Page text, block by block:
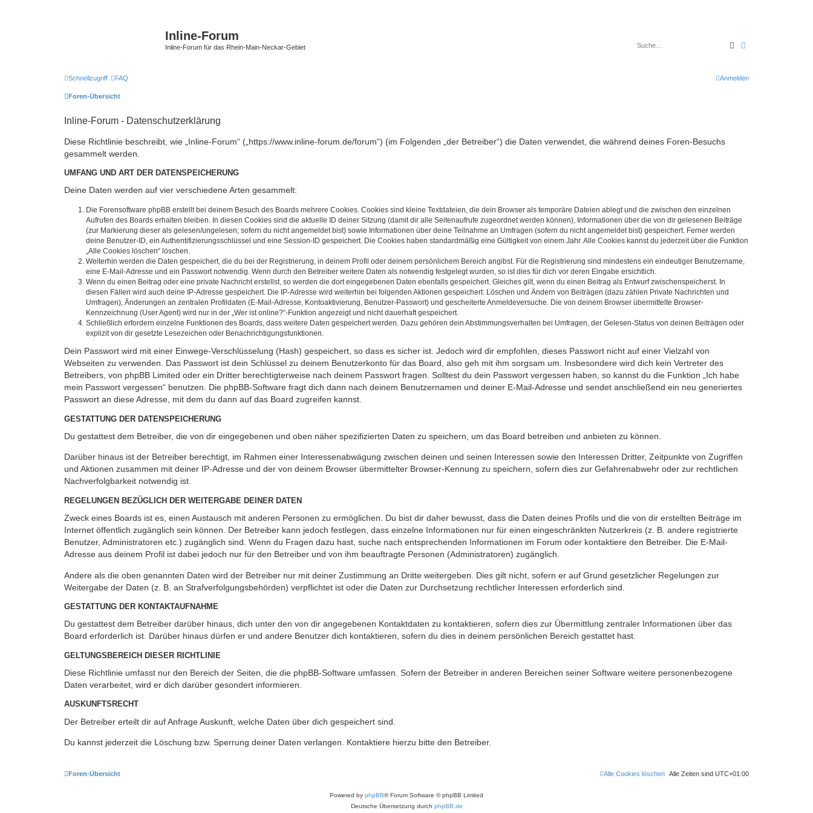
Inline-Forum
Inline-Forum für das Rhein-Main-Neckar-Gebiet Suche
Schnellzugriff FAQ Anmelden
Foren-Übersicht
Inline-Forum - Datenschutzerklärung
Diese Richtlinie beschreibt, wie „Inline-Forum“ („https://www.inline-forum.de/forum“) (im Folgenden „der Betreiber“) die Daten verwendet, die während deines Foren-Besuchs
gesammelt werden.
UMFANG UND ART DER DATENSPEICHERUNG
Deine Daten werden auf vier verschiedene Arten gesammelt:
Die Forensoftware phpBB erstellt bei deinem Besuch des Boards mehrere Cookies. Cookies sind kleine Textdateien, die dein Browser als temporäre Dateien ablegt und die zwischen den einzelnen
Aufrufen des Boards erhalten bleiben. In diesen Cookies sind die aktuelle ID deiner Sitzung (damit dir alle Seitenaufrufe zugeordnet werden können), Informationen über die von dir gelesenen Beiträge
(zur Markierung dieser als gelesen/ungelesen; sofern du nicht angemeldet bist) sowie Informationen über deine Teilnahme an Umfragen (sofern du nicht angemeldet bist) gespeichert. Ferner werden
deine Benutzer-ID, ein Authentifizierungsschlüssel und eine Session-ID gespeichert. Die Cookies haben standardmäßig eine Gültigkeit von einem Jahr. Alle Cookies kannst du jederzeit über die Funktion
„Alle Cookies löschen“ löschen.
Weiterhin werden die Daten gespeichert, die du bei der Registrierung, in deinem Profil oder deinem persönlichem Bereich angibst. Für die Registrierung sind mindestens ein eindeutiger Benutzername,
eine E-Mail-Adresse und ein Passwort notwendig. Wenn durch den Betreiber weitere Daten als notwendig festgelegt wurden, so ist dies für dich vor deren Eingabe ersichtlich.
Wenn du einen Beitrag oder eine private Nachricht erstellst, so werden die dort eingegebenen Daten ebenfalls gespeichert. Gleiches gilt, wenn du einen Beitrag als Entwurf zwischenspeicherst. In
diesen Fällen wird auch deine IP-Adresse gespeichert. Die IP-Adresse wird weiterhin bei folgenden Aktionen gespeichert: Löschen und Ändern von Beiträgen (dazu zählen Private Nachrichten und
Umfragen), Änderungen an zentralen Profildaten (E-Mail-Adresse, Kontoaktivierung, Benutzer-Passwort) und gescheiterte Anmeldeversuche. Die von deinem Browser übermittelte Browser-
Kennzeichnung (User Agent) wird nur in der „Wer ist online?“-Funktion angezeigt und nicht dauerhaft gespeichert.
Schließlich erfordern einzelne Funktionen des Boards, dass weitere Daten gespeichert werden. Dazu gehören dein Abstimmungsverhalten bei Umfragen, der Gelesen-Status von deinen Beiträgen oder
explizit von dir gesetzte Lesezeichen oder Benachrichtigungsfunktionen.
Dein Passwort wird mit einer Einwege-Verschlüsselung (Hash) gespeichert, so dass es sicher ist. Jedoch wird dir empfohlen, dieses Passwort nicht auf einer Vielzahl von
Webseiten zu verwenden. Das Passwort ist dein Schlüssel zu deinem Benutzerkonto für das Board, also geh mit ihm sorgsam um. Insbesondere wird dich kein Vertreter des
Betreibers, von phpBB Limited oder ein Dritter berechtigterweise nach deinem Passwort fragen. Solltest du dein Passwort vergessen haben, so kannst du die Funktion „Ich habe
mein Passwort vergessen“ benutzen. Die phpBB-Software fragt dich dann nach deinem Benutzernamen und deiner E-Mail-Adresse und sendet anschließend ein neu generiertes
Passwort an diese Adresse, mit dem du dann auf das Board zugreifen kannst.
GESTATTUNG DER DATENSPEICHERUNG
Du gestattest dem Betreiber, die von dir eingegebenen und oben näher spezifizierten Daten zu speichern, um das Board betreiben und anbieten zu können.
Darüber hinaus ist der Betreiber berechtigt, im Rahmen einer Interessenabwägung zwischen deinen und seinen Interessen sowie den Interessen Dritter, Zeitpunkte von Zugriffen
und Aktionen zusammen mit deiner IP-Adresse und der von deinem Browser übermittelter Browser-Kennung zu speichern, sofern dies zur Gefahrenabwehr oder zur rechtlichen
Nachverfolgbarkeit notwendig ist.
REGELUNGEN BEZÜGLICH DER WEITERGABE DEINER DATEN
Zweck eines Boards ist es, einen Austausch mit anderen Personen zu ermöglichen. Du bist dir daher bewusst, dass die Daten deines Profils und die von dir erstellten Beiträge im
Internet öffentlich zugänglich sein können. Der Betreiber kann jedoch festlegen, dass einzelne Informationen nur für einen eingeschränkten Nutzerkreis (z. B. andere registrierte
Benutzer, Administratoren etc.) zugänglich sind. Wenn du Fragen dazu hast, suche nach entsprechenden Informationen im Forum oder kontaktiere den Betreiber. Die E-Mail-
Adresse aus deinem Profil ist dabei jedoch nur für den Betreiber und von ihm beauftragte Personen (Administratoren) zugänglich.
Andere als die oben genannten Daten wird der Betreiber nur mit deiner Zustimmung an Dritte weitergeben. Dies gilt nicht, sofern er auf Grund gesetzlicher Regelungen zur
Weitergabe der Daten (z. B. an Strafverfolgungsbehörden) verpflichtet ist oder die Daten zur Durchsetzung rechtlicher Interessen erforderlich sind.
GESTATTUNG DER KONTAKTAUFNAHME
Du gestattest dem Betreiber darüber hinaus, dich unter den von dir angegebenen Kontaktdaten zu kontaktieren, sofern dies zur Übermittlung zentraler Informationen über das
Board erforderlich ist. Darüber hinaus dürfen er und andere Benutzer dich kontaktieren, sofern du dies in deinem persönlichen Bereich gestattet hast.
GELTUNGSBEREICH DIESER RICHTLINIE
Diese Richtlinie umfasst nur den Bereich der Seiten, die die phpBB-Software umfassen. Sofern der Betreiber in anderen Bereichen seiner Software weitere personenbezogene
Daten verarbeitet, wird er dich darüber gesondert informieren.
AUSKUNFTSRECHT
Der Betreiber erteilt dir auf Anfrage Auskunft, welche Daten über dich gespeichert sind.
Du kannst jederzeit die Löschung bzw. Sperrung deiner Daten verlangen. Kontaktiere hierzu bitte den Betreiber.
Foren-Übersicht Alle Zeiten sind UTC+01:00
Alle Cookies löschen
Powered by phpBB® Forum Software © phpBB Limited
Deutsche Übersetzung durch phpBB.de